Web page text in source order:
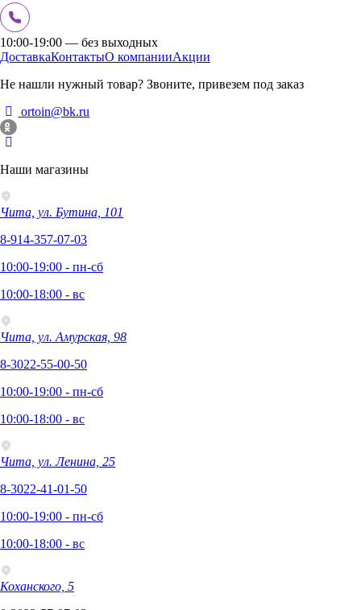
10:00-19:00 — без выходных
ДоставкаКонтактыО компанииАкции
Не нашли нужный товар? Звоните, привезем под заказ
ortoin@bk.ru
Наши магазины
Чита, ул. Бутина, 101
8-914-357-07-03
10:00-19:00 - пн-сб
10:00-18:00 - вс
Чита, ул. Амурская, 98
8-3022-55-00-50
10:00-19:00 - пн-сб
10:00-18:00 - вс
Чита, ул. Ленина, 25
8-3022-41-01-50
10:00-19:00 - пн-сб
10:00-18:00 - вс
Коханского, 5